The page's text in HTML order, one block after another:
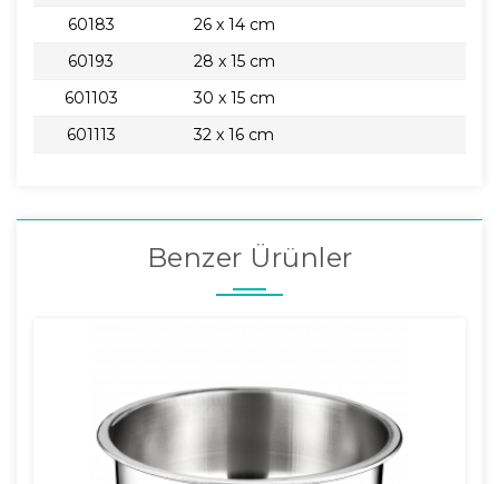
60183
26 x 14 cm
60193
28 x 15 cm
601103
30 x 15 cm
601113
32 x 16 cm
Benzer Ürünler